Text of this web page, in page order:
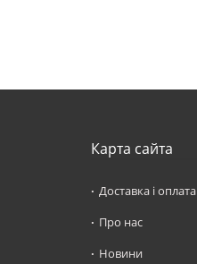
Карта сайта
Доставка і оплата
Про нас
Новини